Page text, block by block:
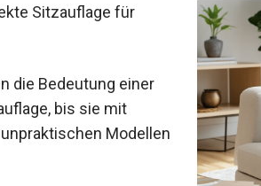
Sitzauflage für
die Bedeutung einer
bis sie mit
Modellen